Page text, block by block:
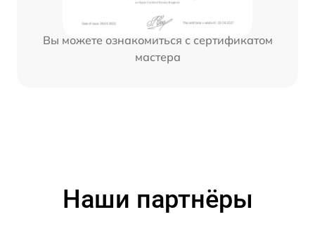
Вы можете ознакомиться с сертификатом
мастера
Наши партнёры